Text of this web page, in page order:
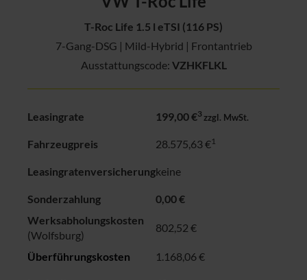
T-Roc Life 1.5 l eTSI (116 PS)
7-Gang-DSG | Mild-Hybrid | Frontantrieb
Ausstattungscode: VZHKFLKL
Leasingrate 199,00 €3 zzgl. MwSt.
Fahrzeugpreis 28.575,63 €1
Leasingratenversicherungkeine
Sonderzahlung
0,00 €
Werksabholungskosten
(Wolfsburg)
802,52 €
Überführungskosten 1.168,06 €